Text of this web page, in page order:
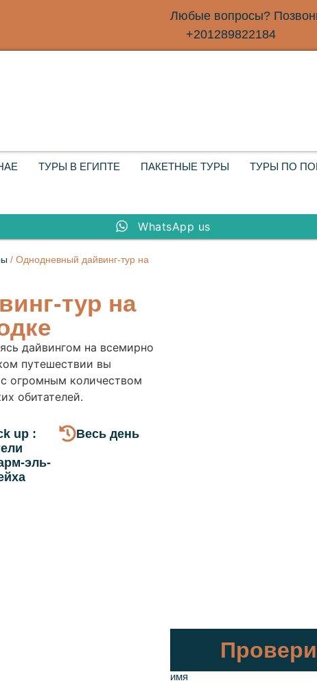
Любые вопросы?
+201289822184
ТУРЫ В ЕГИПТЕ ПАКЕТНЫЕ ТУРЫ ТУРЫ ПО
WhatsApp us
/ Однодневный дайвинг-тур на
тур на
дайвингом на всемирно
путешествии вы
огромным количеством
обитателей.
up :
эль-
Весь день
имя